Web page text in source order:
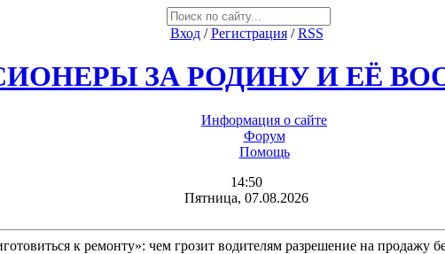
Вход/Регистрация/RSS
ЗА РОДИНУ И ЕЁ
Информация о сайте
Форум
Помощь
14:50
Пятница, 07.08.2026
к ремонту»: чем грозит водителям разрешение на продажу